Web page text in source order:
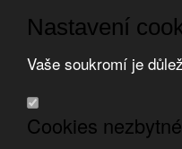
Nastavení
Vaše soukromí je
Cookies
Přeskočit na hlavní obsah
Obchodní podmínky
Registrace